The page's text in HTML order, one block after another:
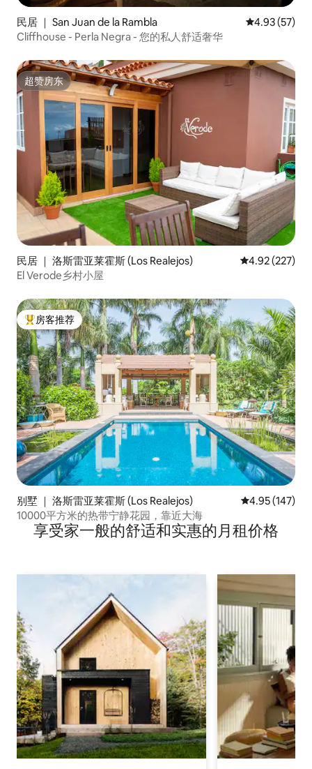
民居 ｜ San Juan de la Rambla 平均评分
4.93 (57)
Cliffhouse - Perla Negra - 您的私人舒适奢华
超赞房东
超赞房东
民居 ｜ 洛斯雷亚莱霍斯 (Los Realejos) 平均评分 4.92
4.92 (227)
El Verode乡村小屋
热门「房客推荐」
房客推荐
别墅 ｜ 洛斯雷亚莱霍斯 (Los Realejos) 平均评分 4.95
4.95 (147)
10000平方米的热带宁静花园，靠近大海
享受家一般的舒适和实惠的月租价格